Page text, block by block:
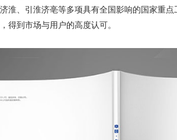
淮、引淮济亳等多项具有全国影响的国家重
得到市场与用户的高度认可。